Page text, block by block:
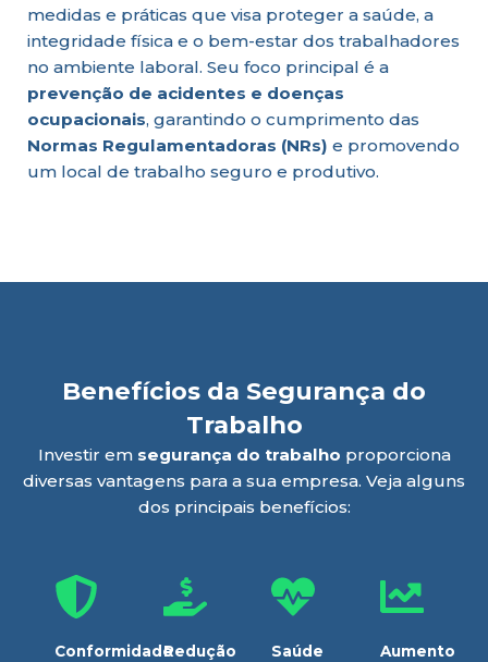
medidas e práticas que visa proteger a saúde, a
integridade física e o bem-estar dos trabalhadores
no ambiente laboral. Seu foco principal é a
prevenção de acidentes e doenças
ocupacionais, garantindo o cumprimento das
Normas Regulamentadoras (NRs) e promovendo
um local de trabalho seguro e produtivo.
Benefícios da Segurança do
Trabalho
Investir em segurança do trabalho proporciona
diversas vantagens para a sua empresa. Veja alguns
dos principais benefícios:
ConformidadeRedução
Saúde
Aumento